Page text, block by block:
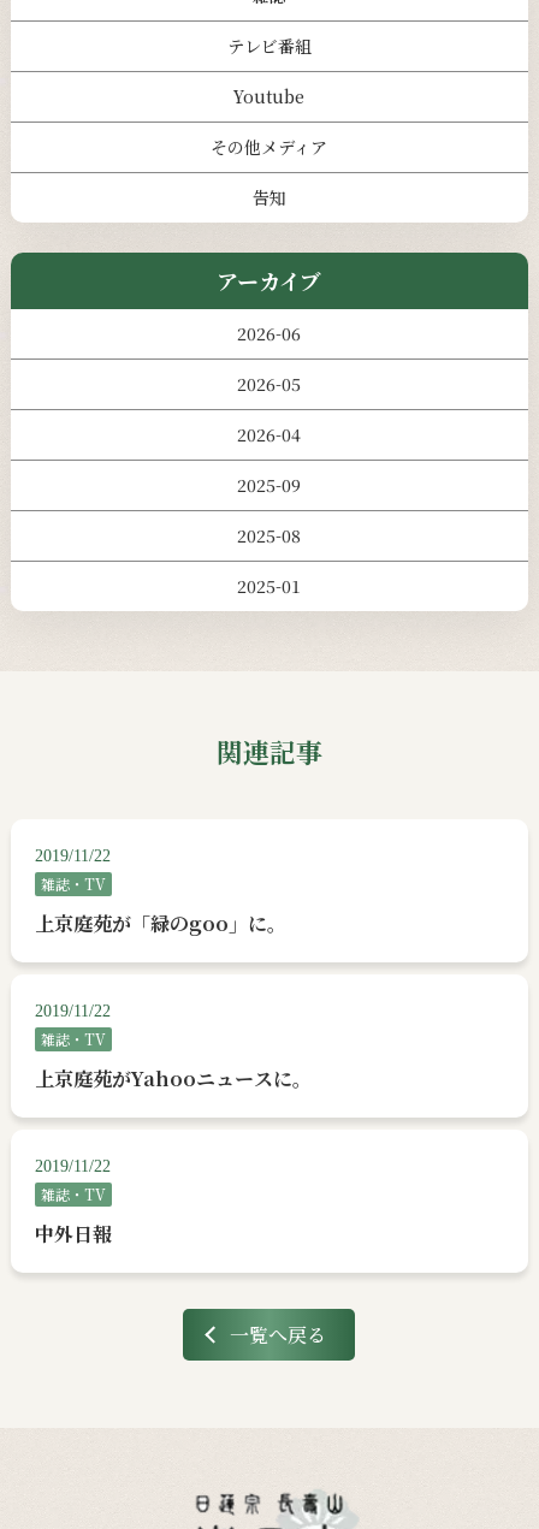
テレビ番組
Youtube
その他メディア
告知
アーカイブ
2026-06
2026-05
2026-04
2025-09
2025-08
2025-01
関連記事
2019/11/22
雑誌・TV
上京庭苑が「緑のgoo」に。
2019/11/22
雑誌・TV
上京庭苑がYahooニュースに。
2019/11/22
雑誌・TV
中外日報
一覧へ戻る